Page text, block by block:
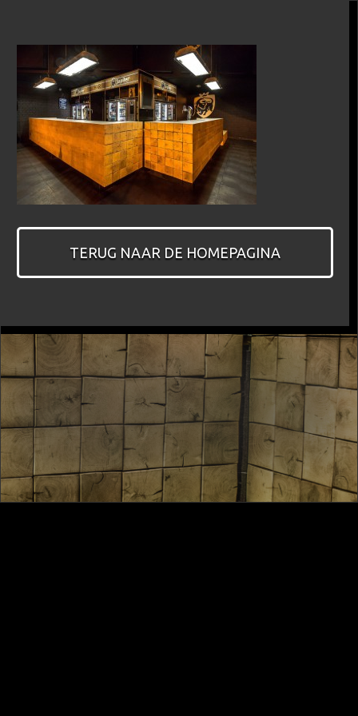
TERUG NAAR DE HOMEPAGINA